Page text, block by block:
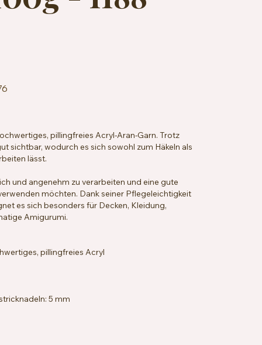
pillingfreies Acryl-Aran-Garn. Trotz
sichtbar, wodurch es sich sowohl zum Häkeln als
lässt.
und angenehm zu verarbeiten und eine gute
möchten. Dank seiner Pflegeleichtigkeit
es sich besonders für Decken, Kleidung,
Amigurumi.
pillingfreies Acryl
5 mm
hypoallergen, veganfreundlich
bei 40 °C, trocknergeeignet bei niedriger